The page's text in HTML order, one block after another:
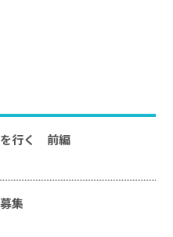
行く 前編
集